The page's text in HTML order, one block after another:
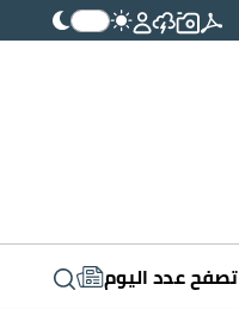
تصفح عدد اليوم